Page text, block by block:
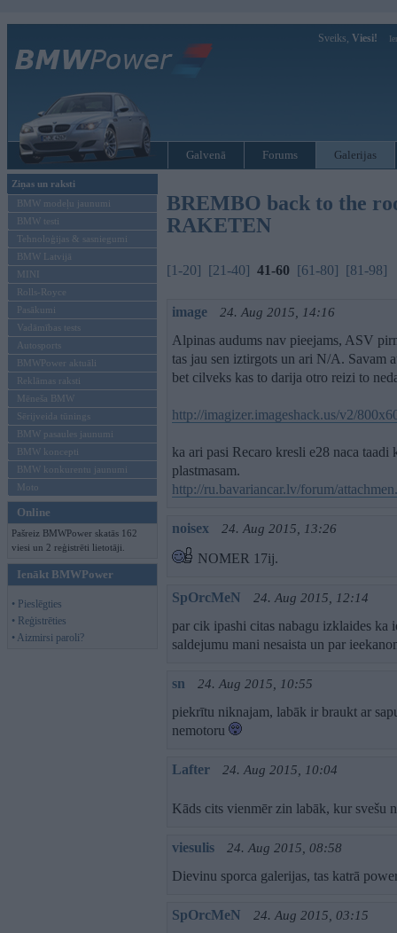
Sveiks, Viesi!
Galvenā Forums Galerijas
Ziņas un raksti
BMW modeļu jaunumi
BMW testi
Tehnoloģijas & sasniegumi
BMW Latvijā
MINI
Rolls-Royce
Pasākumi
Vadāmības tests
Autosports
BMWPower aktuāli
Reklāmas raksti
Mēneša BMW
Sērijveida tūnings
BMW pasaules jaunumi
BMW koncepti
BMW konkurentu jaunumi
Moto
Online
Pašreiz BMWPower skatās 162
viesi un 2 reģistrēti lietotāji.
Ienākt BMWPower
• Pieslēgties
• Reģistrēties
• Aizmirsi paroli?
BREMBO back to the
RAKETEN
[1-20] [21-40] 41-60 [61-80] [81-98]
image 24. Aug 2015, 14:16
Alpinas audums nav pieejams, ASV
tas jau sen iztirgots un ari N/A. Savam
bet cilveks kas to darija otro reizi to
http://imagizer.imageshack.us/v2/
ka ari pasi Recaro kresli e28 naca
plastmasam.
http://ru.bavariancar.lv/forum/
noisex 24. Aug 2015, 13:26
NOMER 17ij.
SpOrcMeN 24. Aug 2015, 12:14
par cik ipashi citas nabagu izklaides
saldejumu mani nesaista un par
sn 24. Aug 2015, 10:55
piekrītu niknajam, labāk ir braukt ar
nemotoru
Lafter 24. Aug 2015, 10:04
Kāds cits vienmēr zin labāk, kur svešu
viesulis 24. Aug 2015, 08:58
Dievinu sporca galerijas, tas katrā
SpOrcMeN 24. Aug 2015, 03:15